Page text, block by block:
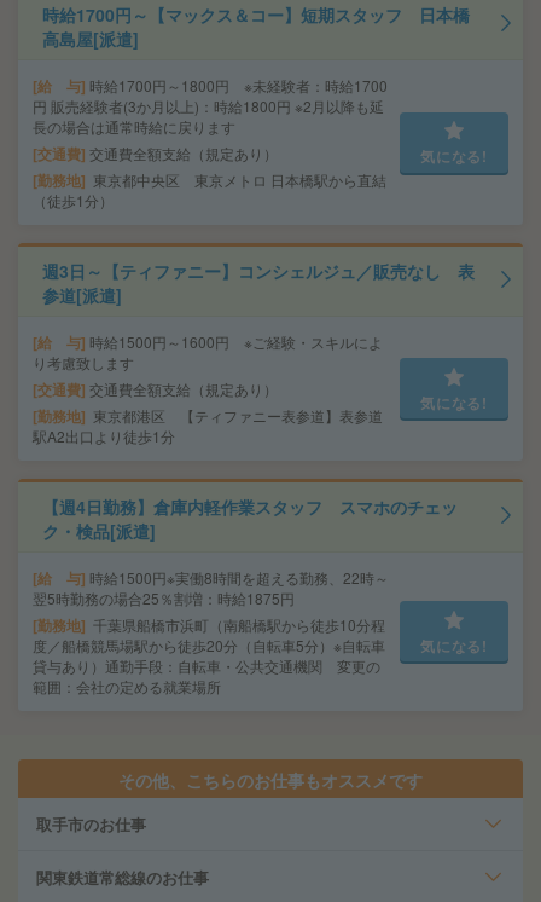
時給1700円～【マックス＆コー】短期スタッフ 日本橋
高島屋[派遣]
給 与 時給1700円～1800円 ※未経験者：時給1700
円 販売経験者(3か月以上)：時給1800円 ※2月以降も延
長の場合は通常時給に戻ります
交通費 交通費全額支給（規定あり）
勤務地
東京都中央区 東京メトロ 日本橋駅から直結
（徒歩1分）
気になる!
週3日～【ティファニー】コンシェルジュ／販売なし 表
参道[派遣]
給 与 時給1500円～1600円 ※ご経験・スキルによ
り考慮致します
交通費 交通費全額支給（規定あり）
勤務地
東京都港区 【ティファニー表参道】表参道
駅A2出口より徒歩1分
気になる!
【週4日勤務】倉庫内軽作業スタッフ スマホのチェッ
ク・検品[派遣]
給 与 時給1500円※実働8時間を超える勤務、22時～
翌5時勤務の場合25％割増：時給1875円
勤務地 千葉県船橋市浜町（南船橋駅から徒歩10分程
度／船橋競馬場駅から徒歩20分（自転車5分）※自転車
貸与あり）通勤手段：自転車・公共交通機関 変更の
範囲：会社の定める就業場所
気になる!
その他、こちらのお仕事もオススメです
取手市のお仕事
関東鉄道常総線のお仕事